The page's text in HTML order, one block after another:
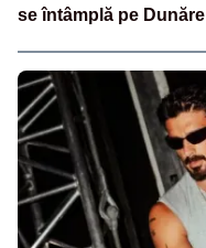
se întâmplă pe Dunăre